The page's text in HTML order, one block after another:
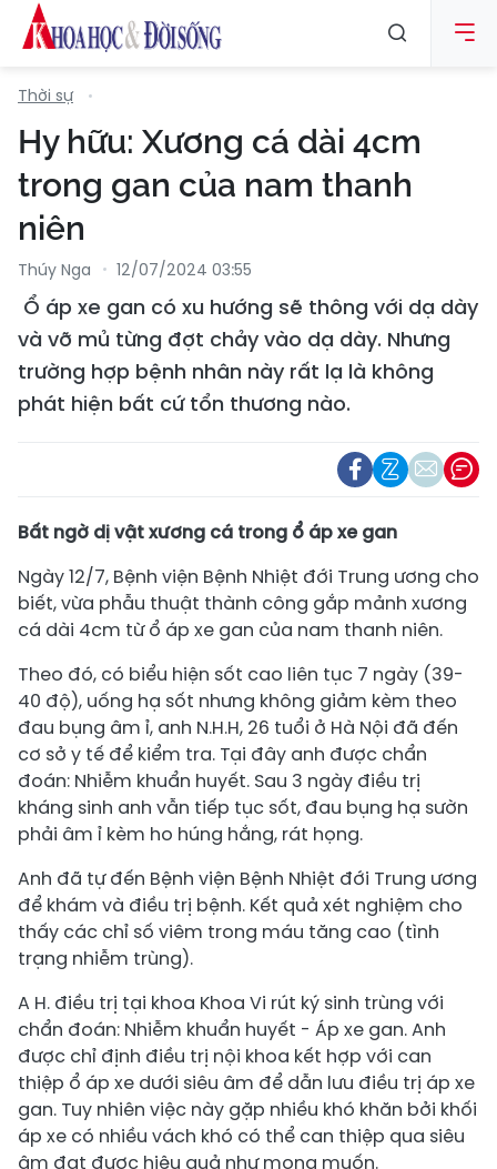
Thời sự
Hy hữu: Xương cá dài 4cm
trong gan của nam thanh
niên
Thúy Nga 12/07/2024 03:55
Ổ áp xe gan có xu hướng sẽ thông với dạ dày
và vỡ mủ từng đợt chảy vào dạ dày. Nhưng
trường hợp bệnh nhân này rất lạ là không
phát hiện bất cứ tổn thương nào.
Bất ngờ dị vật xương cá trong ổ áp xe gan
Ngày 12/7, Bệnh viện Bệnh Nhiệt đới Trung ương cho
biết, vừa phẫu thuật thành công gắp mảnh xương
cá dài 4cm từ ổ áp xe gan của nam thanh niên.
Theo đó, có biểu hiện sốt cao liên tục 7 ngày (39-
40 độ), uống hạ sốt nhưng không giảm kèm theo
đau bụng âm ỉ, anh N.H.H, 26 tuổi ở Hà Nội đã đến
cơ sở y tế để kiểm tra. Tại đây anh được chẩn
đoán: Nhiễm khuẩn huyết. Sau 3 ngày điều trị
kháng sinh anh vẫn tiếp tục sốt, đau bụng hạ sườn
phải âm ỉ kèm ho húng hắng, rát họng.
Anh đã tự đến Bệnh viện Bệnh Nhiệt đới Trung ương
để khám và điều trị bệnh. Kết quả xét nghiệm cho
thấy các chỉ số viêm trong máu tăng cao (tình
trạng nhiễm trùng).
A H. điều trị tại khoa Khoa Vi rút ký sinh trùng với
chẩn đoán: Nhiễm khuẩn huyết - Áp xe gan. Anh
được chỉ định điều trị nội khoa kết hợp với can
thiệp ổ áp xe dưới siêu âm để dẫn lưu điều trị áp xe
gan. Tuy nhiên việc này gặp nhiều khó khăn bởi khối
áp xe có nhiều vách khó có thể can thiệp qua siêu
âm đạt được hiệu quả như mong muốn.